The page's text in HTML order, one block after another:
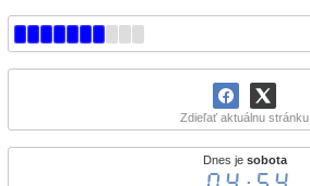
Zdieľať aktuálnu stránku
Dnes je sobota